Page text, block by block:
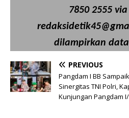
7850 2555 via
dilampirkan
PREVIOUS
Pangdam I BB
Sinergitas TNI Polri,
Kunjungan Pangdam